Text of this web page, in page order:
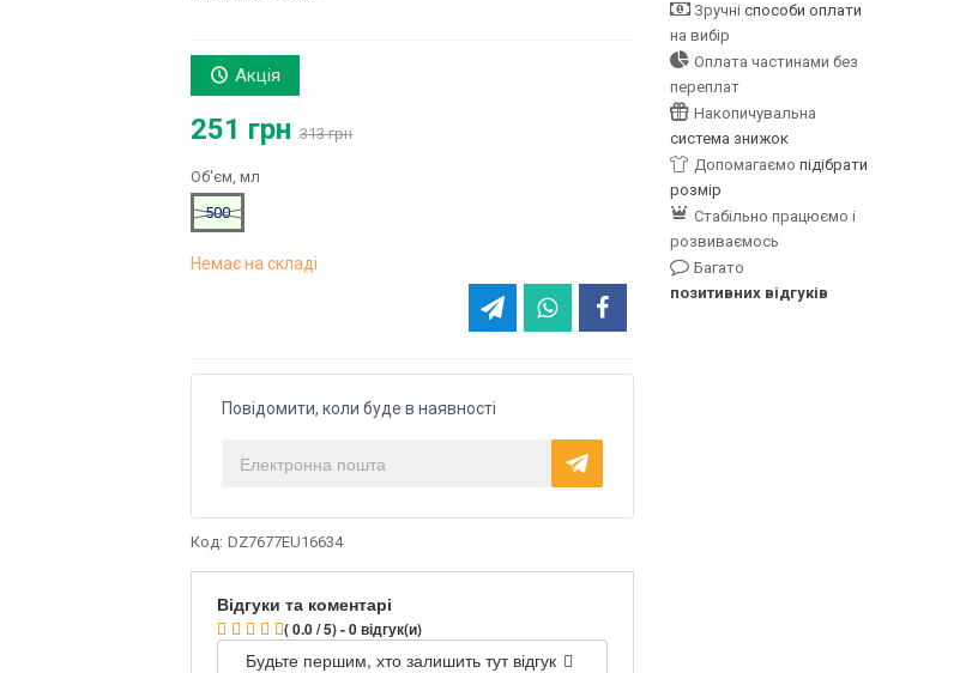
Акція
251 грн 313 грн
Об'єм, мл
500
Немає на складі
Повідомити, коли буде в наявності
Код: DZ7677EU16634
Відгуки та коментарі
( 0.0 / 5) - 0 відгук(и)
Будьте першим, хто залишить тут відгук
Зручні способи оплати
на вибір
Оплата частинами без
переплат
Накопичувальна
система знижок
Допомагаємо підібрати
розмір
Стабільно працюємо і
розвиваємось
Багато
позитивних відгуків